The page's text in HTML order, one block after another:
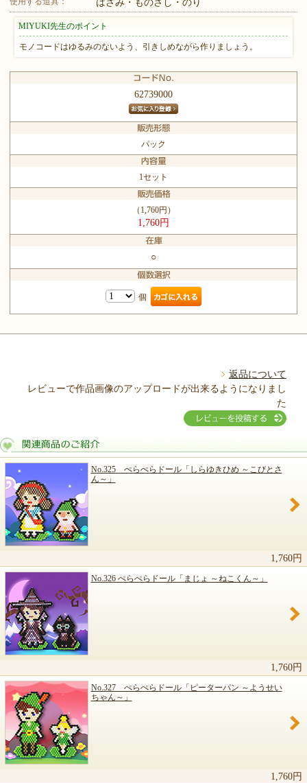
はさみ・ものさし・のり
MIYUKI先生のポイント
モノコードはゆるみのないよう、引きしめながら作りましょう。
62739000
パック
1セット
（1,760円）
1,760円
○
個
返品について
レビューで作品画像のアップロードが出来るようになりまし
た
No.325 ぺらぺらドール「しらゆきひめ ～こびとさ
ん～」
1,760円
No.326 ぺらぺらドール「まじょ ～ねこくん～」
1,760円
No.327 ぺらぺらドール「ピーターパン ～ようせい
ちゃん～」
1,760円